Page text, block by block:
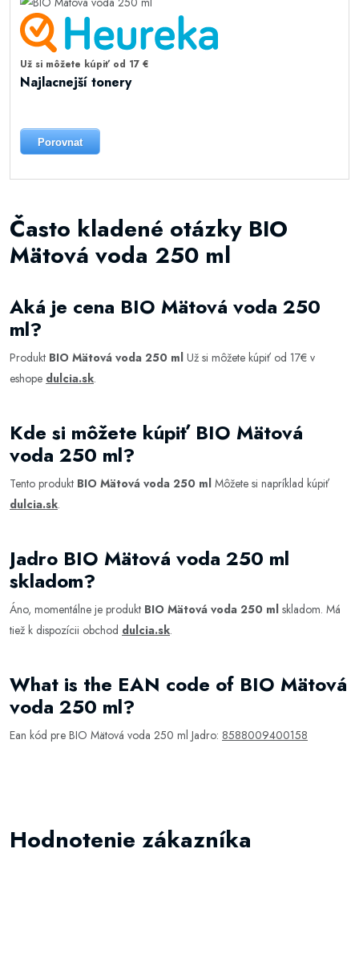
Už si môžete kúpiť od 17 €
Najlacnejší tonery
Porovnat
Často kladené otázky BIO
Mätová voda 250 ml
Aká je cena BIO Mätová voda 250
ml?
Produkt BIO Mätová voda 250 ml Už si môžete kúpiť od 17€ v
eshope dulcia.sk.
Kde si môžete kúpiť BIO Mätová
voda 250 ml?
Tento produkt BIO Mätová voda 250 ml Môžete si napríklad kúpiť
dulcia.sk.
Jadro BIO Mätová voda 250 ml
skladom?
Áno, momentálne je produkt BIO Mätová voda 250 ml skladom. Má
tiež k dispozícii obchod dulcia.sk.
What is the EAN code of BIO Mätová
voda 250 ml?
Ean kód pre BIO Mätová voda 250 ml Jadro: 8588009400158
Hodnotenie zákazníka